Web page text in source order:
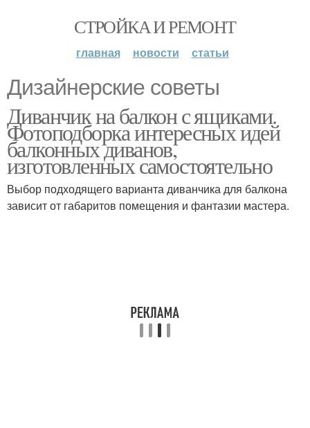
СТРОЙКА И РЕМОНТ
главная новости статьи
Дизайнерские советы
Диванчик на балкон с ящиками.
Фотоподборка интересных идей
балконных диванов,
изготовленных самостоятельно
Выбор подходящего варианта диванчика для балкона
зависит от габаритов помещения и фантазии мастера.